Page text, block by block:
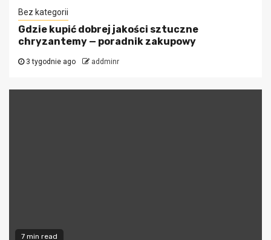
Bez kategorii
Gdzie kupić dobrej jakości sztuczne
chryzantemy — poradnik zakupowy
3 tygodnie ago addminr
7 min read